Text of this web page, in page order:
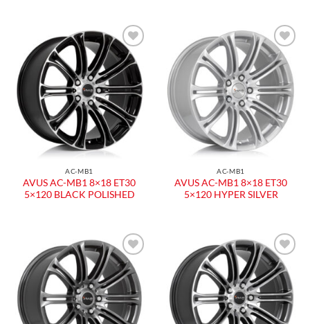
Aggiungi
alla lista
dei
desideri
AC-MB1
AVUS AC-MB1 8×18 ET30
5×120 BLACK POLISHED
Aggiungi
alla lista
dei
desideri
AC-MB1
AVUS AC-MB1 8×18 ET30
5×120 HYPER SILVER
Aggiungi
alla lista
dei
desideri
Aggiungi
alla lista
dei
desideri